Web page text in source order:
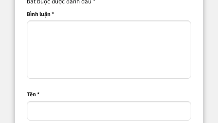
Bình luận*
Tên*